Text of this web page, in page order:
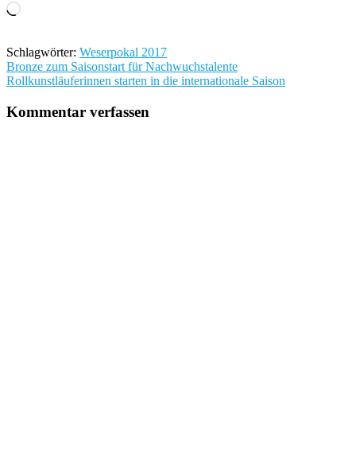
Wird
Schlagwörter: Weserpokal 2017
Beitragsnavigation
Bronze zum Saisonstart für Nachwuchstalente
Rollkunstläuferinnen starten in die internationale Saison
Kommentar verfassen